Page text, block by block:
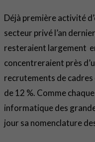
Déjà première activité
secteur privé l’an
resteraient largement
concentreraient près
recrutements de cadres
de 12 %. Comme
informatique des
jour sa nomenclature